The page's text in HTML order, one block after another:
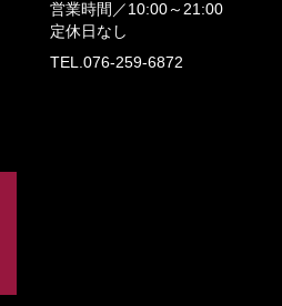
営業時間／ 10:00～21:00
定休日なし
TEL.076-259-6872